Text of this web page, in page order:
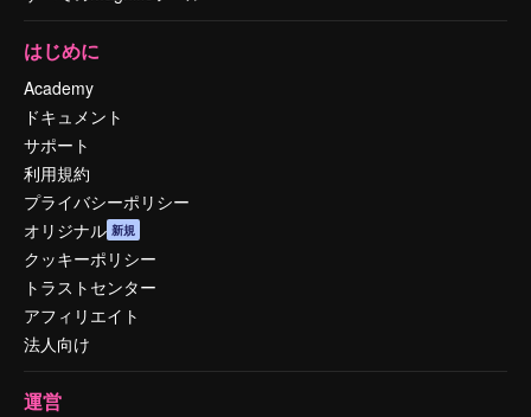
はじめに
Academy
ドキュメント
サポート
利用規約
プライバシーポリシー
オリジナル 新規
クッキーポリシー
トラストセンター
アフィリエイト
法人向け
運営